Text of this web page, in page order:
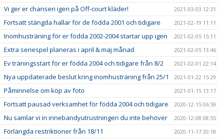
Vi ger er chansen igen på Off-court kläder! 2021-03-03 12:31
Fortsatt stängda hallar för de födda 2001 och tidigare 2021-02-19 11:11
Inomhusträning för er födda 2002-2004 startar upp igen 2021-02-05 15:11
Extra seriespel planeras i april & maj månad 2021-02-05 13:46
Ev träningsstart för er födda 2004 och tidigare från 8/2 2021-02-01 22:14
Nya uppdaterade beslut kring inomhusträning från 25/1 2021-01-22 15:29
Påminnelse om köp av foto 2021-01-15 13:17
Fortsatt pausad verksamhet för födda 2004 och tidigare 2020-12-15 06:59
Nu samlar vi in innebandyutrustningen du inte behöver 2020-12-08 08:55
Förlängda restriktioner från 18/11 2020-11-17 20:18